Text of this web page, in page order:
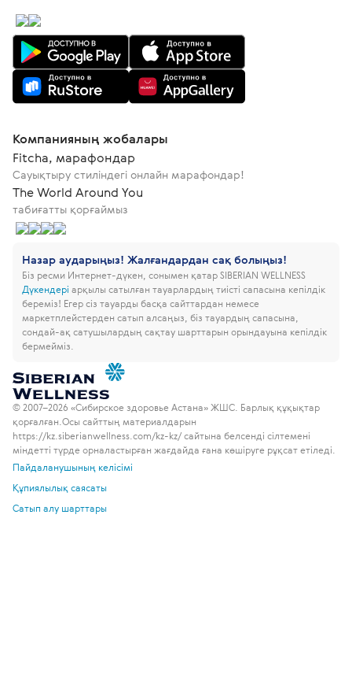
Компанияның жобалары
Fitcha, марафондар
Сауықтыру стиліндегі онлайн марафондар!
The World Around You
табиғатты қорғаймыз
Назар аударыңыз! Жалғандардан сақ болыңыз!
Біз ресми Интернет-дүкен, сонымен қатар SIBERIAN WELLNESS
Дүкендері арқылы сатылған тауарлардың тиісті сапасына кепілдік
береміз! Егер сіз тауарды басқа сайттардан немесе
маркетплейстерден сатып алсаңыз, біз тауардың сапасына,
сондай-ақ сатушылардың сақтау шарттарын орындауына кепілдік
бермейміз.
© 2007–2026 «Сибирское здоровье Астана» ЖШС. Барлық құқықтар
қорғалған. Осы сайттың материалдарын
https://kz.siberianwellness.com/kz-kz/ сайтына белсенді сілтемені
міндетті түрде орналастырған жағдайда ғана көшіруге рұқсат етіледі.
Пайдаланушының келісімі
Құпиялылық саясаты
Сатып алу шарттары